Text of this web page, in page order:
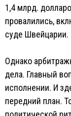
1,4 млрд.
провалились,
суде Швейцарии.
Однако
дела. Главный
исполнении. И
передний план.